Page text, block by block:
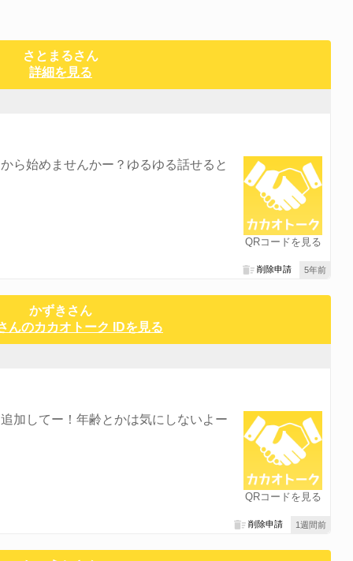
さとまるさん
詳細を見る
QRコードを見る
ら始めませんかー？ゆるゆる話せると
5年前
削除申請
かずきさん
んのカカオトーク IDを見る
QRコードを見る
加してー！年齢とかは気にしないよー
1週間前
削除申請